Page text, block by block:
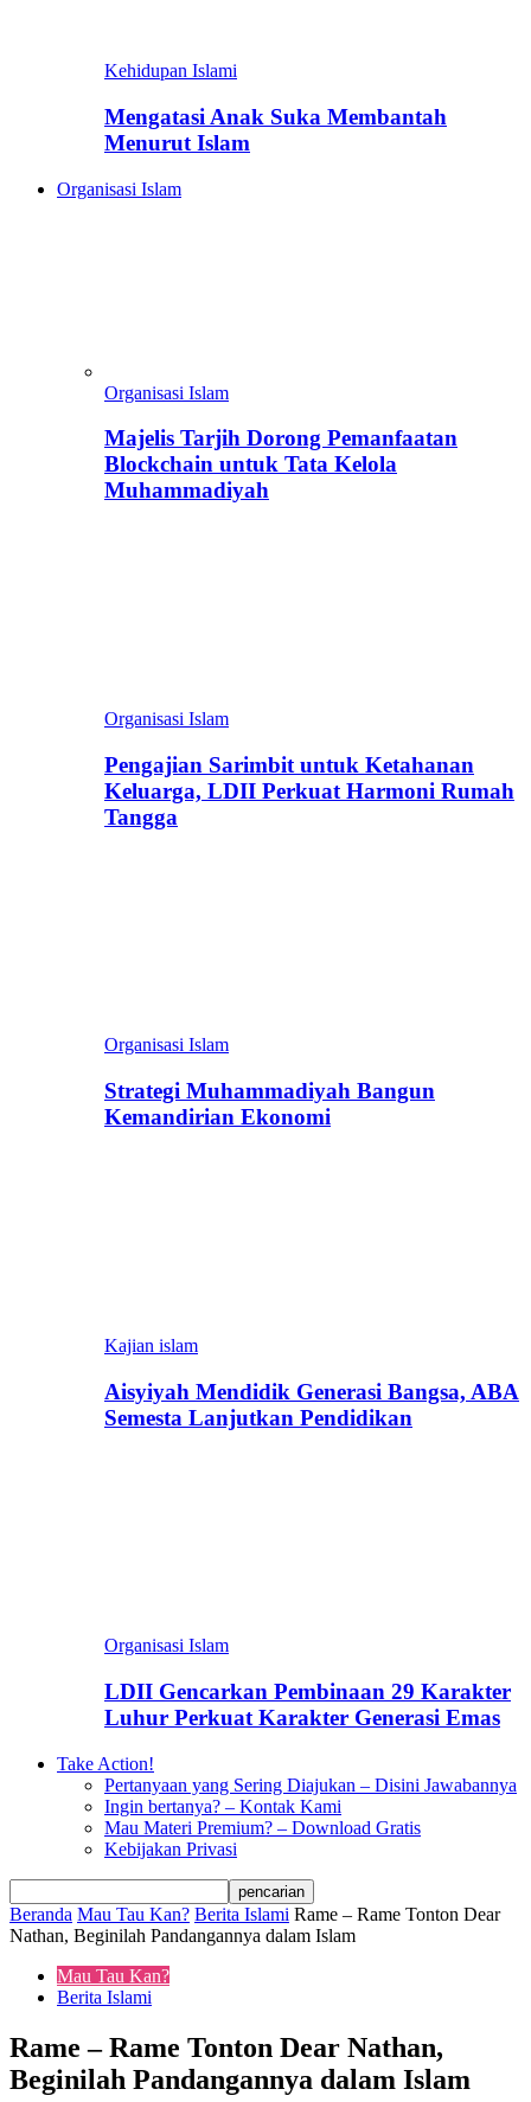
Kehidupan Islami
Mengatasi Anak Suka Membantah
Menurut Islam
Organisasi Islam
Organisasi Islam
Majelis Tarjih Dorong Pemanfaatan
Blockchain untuk Tata Kelola
Muhammadiyah
Organisasi Islam
Pengajian Sarimbit untuk Ketahanan
Keluarga, LDII Perkuat Harmoni Rumah
Tangga
Organisasi Islam
Strategi Muhammadiyah Bangun
Kemandirian Ekonomi
Kajian islam
Aisyiyah Mendidik Generasi Bangsa, ABA
Semesta Lanjutkan Pendidikan
Organisasi Islam
LDII Gencarkan Pembinaan 29 Karakter
Luhur Perkuat Karakter Generasi Emas
Take Action!
Pertanyaan yang Sering Diajukan – Disini Jawabannya
Ingin bertanya? – Kontak Kami
Mau Materi Premium? – Download Gratis
Kebijakan Privasi
Beranda Mau Tau Kan? Berita Islami Rame – Rame Tonton Dear
Nathan, Beginilah Pandangannya dalam Islam
Mau Tau Kan?
Berita Islami
Rame – Rame Tonton Dear Nathan,
Beginilah Pandangannya dalam Islam